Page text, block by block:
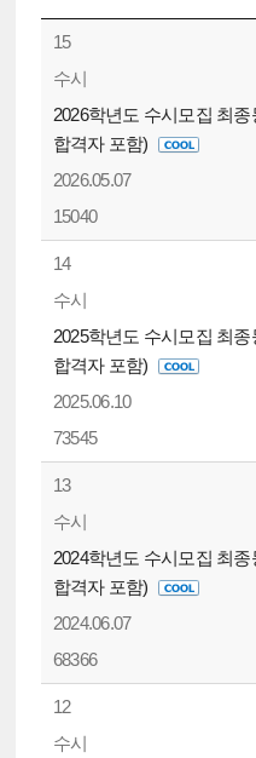
15
수시
2026학년도 수시모집 최
합격자 포함)
2026.05.07
15040
14
수시
2025학년도 수시모집 최
합격자 포함)
2025.06.10
73545
13
수시
2024학년도 수시모집 최
합격자 포함)
2024.06.07
68366
12
수시